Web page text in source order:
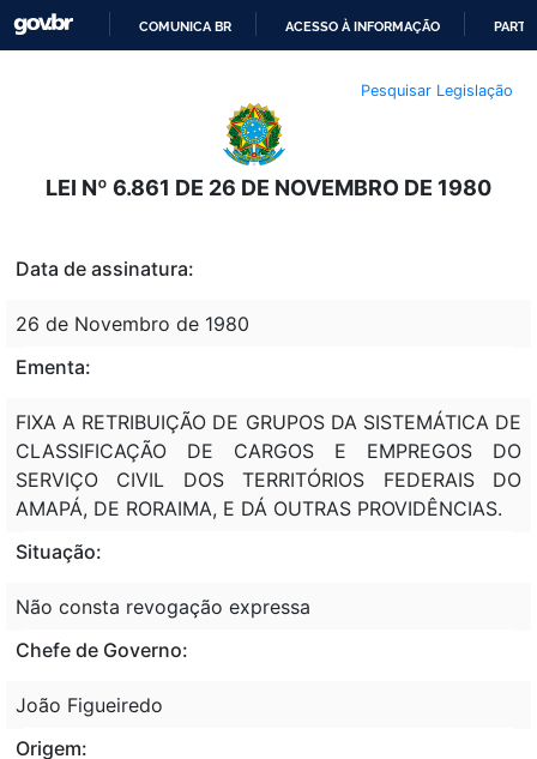
O
CONTEÚDO
COMUNICA BR ACESSO À INFORMAÇÃO
Pesquisar Legislação
LEI Nº 6.861 DE 26 DE NOVEMBRO DE 1980
Data de assinatura:
26 de Novembro de 1980
Ementa:
FIXA A RETRIBUIÇÃO DE GRUPOS DA SISTEMÁTICA DE
CLASSIFICAÇÃO DE CARGOS E EMPREGOS DO
SERVIÇO CIVIL DOS TERRITÓRIOS FEDERAIS DO
AMAPÁ, DE RORAIMA, E DÁ OUTRAS PROVIDÊNCIAS.
Situação:
Não consta revogação expressa
Chefe de Governo:
João Figueiredo
Origem: